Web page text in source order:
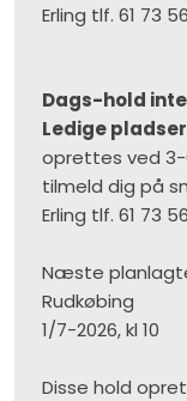
Erling tlf. 61 73
Dags-hold
​Ledige
​oprettes ved
tilmeld dig på
Erling tlf. 61 73
Næste
Rudkøbing
1/7-2026, kl 10
Disse hold